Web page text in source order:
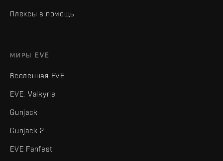
Плексы в помощь
МИРЫ EVE
Вселенная EVE
EVE: Valkyrie
Gunjack
Gunjack 2
EVE Fanfest